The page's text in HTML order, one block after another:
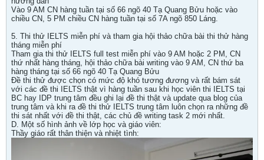
Vào 9 AM CN hàng tuần tại số 66 ngõ 40 Tạ Quang Bửu hoặc vào
chiều CN, 5 PM chiều CN hàng tuần tại số 7A ngõ 850 Láng.
5. Thi thử IELTS miễn phí và tham gia hội thảo chữa bài thi thử hàng
tháng miễn phí
Tham gia thi thử IELTS full test miễn phí vào 9 AM hoặc 2 PM, CN
thứ nhất hàng tháng, hội thảo chữa bài writing vào 9 AM, CN thứ ba
hàng tháng tại số 66 ngõ 40 Tạ Quang Bửu
Đề thi thử được chọn có mức độ khó tương đương và rất bám sát
với các đề thi IELTS thật vì hàng tuần sau khi học viên thi IELTS tại
BC hay IDP trung tâm đều ghi lại đề thi thật và update qua blog của
trung tâm và khi ra đề thi thử IELTS trung tâm luôn chọn ra những đề
thi sát nhất với đề thi thật, các chủ đề writing task 2 mới nhất.
D. Một số hình ảnh về lớp học và giáo viên:
Thầy giáo rất thân thiện và nhiệt tình: